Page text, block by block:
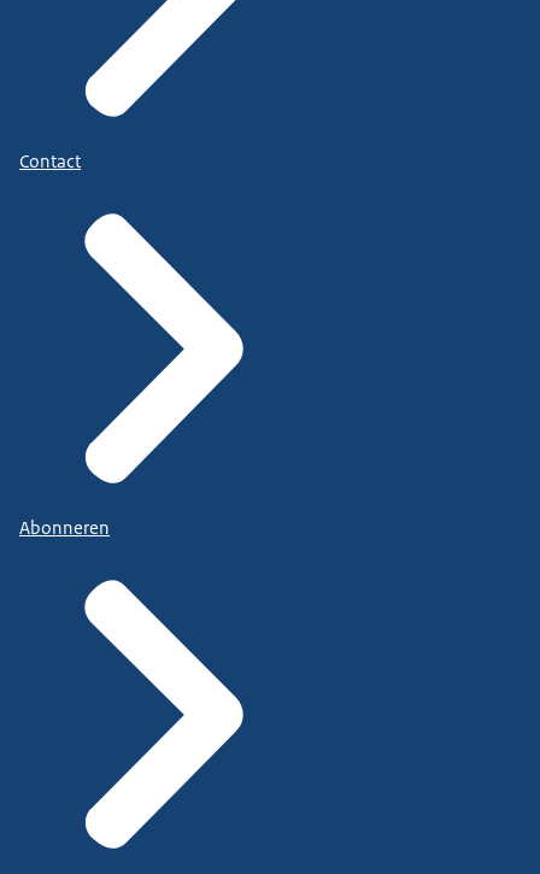
van inloggen in twee stappen en andere vragen.
Toch slachtoffer geworden?
Ben je toch slachtoffer van cybercriminaliteit? Doe
dan aangifte bij de politie via 0900-8844 of op
een politiebureau. Van een aantal vormen van
cybercriminaliteit kun je ook online aangifte doen.
Je kunt cybercrime ook melden op
Contact
Abonneren